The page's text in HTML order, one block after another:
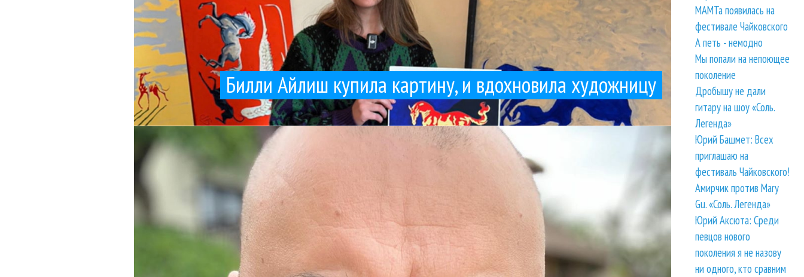
Билли Айлиш купила картину, и вдохновила художницу
Максим Фадеев поделился воспоминаниями о некоторых своих работах. «Когда я сделал "Маму Любу", весь офис
собрался в моем кабинете и очень просили никогда не выпускать эту песню». «Песня Mi...
МАМТа появилась на
фестивале Чайковского
А петь - немодно
Мы попали на непоющее
поколение
Дробышу не дали
гитару на шоу «Соль.
Легенда»
Юрий Башмет: Всех
приглашаю на
фестиваль Чайковского!
Амирчик против Mary
Gu. «Соль. Легенда»
Юрий Аксюта: Среди
певцов нового
поколения я не назову
ни одного, кто сравним